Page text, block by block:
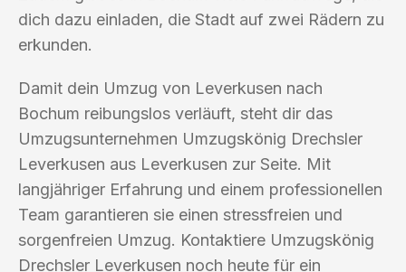
dich dazu einladen, die Stadt auf zwei Rädern zu
erkunden.
Damit dein Umzug von Leverkusen nach
Bochum reibungslos verläuft, steht dir das
Umzugsunternehmen Umzugskönig Drechsler
Leverkusen aus Leverkusen zur Seite. Mit
langjähriger Erfahrung und einem professionellen
Team garantieren sie einen stressfreien und
sorgenfreien Umzug. Kontaktiere Umzugskönig
Drechsler Leverkusen noch heute für ein